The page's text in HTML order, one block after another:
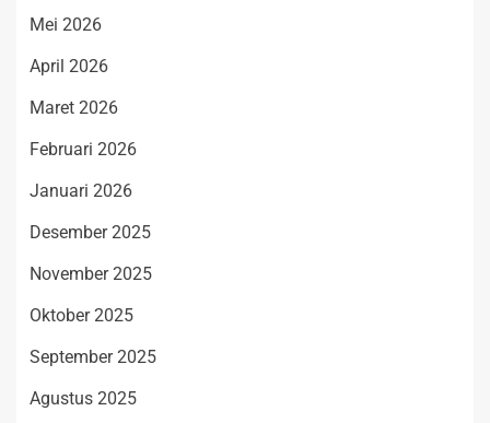
Mei 2026
April 2026
Maret 2026
Februari 2026
Januari 2026
Desember 2025
November 2025
Oktober 2025
September 2025
Agustus 2025